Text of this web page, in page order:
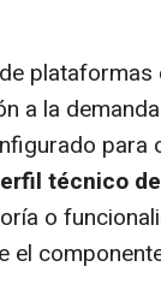
a la
para
técnico
o
el